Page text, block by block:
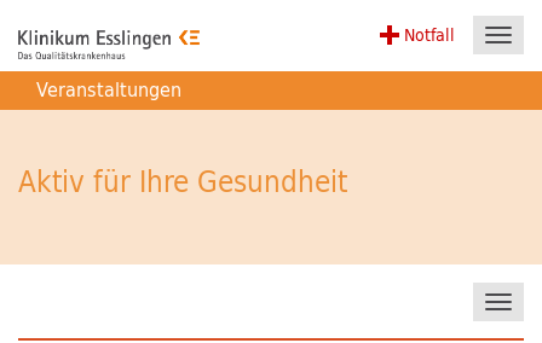
Notfall
Veranstaltungen
Aktiv für Ihre Gesundheit